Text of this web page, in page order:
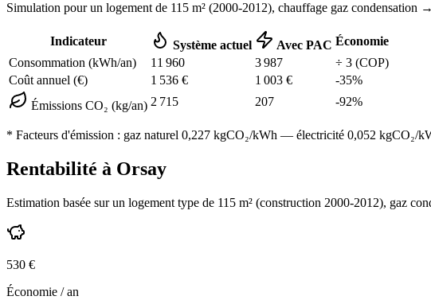
Simulation pour un logement de 115 m² (2000-2012), chauffage gaz condensation
Indicateur Système actuel Avec PAC Économie
Consommation (kWh/an)
11 960 3 987 ÷ 3 (COP)
Coût annuel (€)
1 536 € 1 003 € -35%
Émissions CO₂ (kg/an) 2 715 207 -92%
* Facteurs d'émission : gaz naturel 0,227 kgCO₂/kWh — électricité 0,052 kgCO₂/
Rentabilité à Orsay
Estimation basée sur un logement type de 115 m² (construction 2000-2012), gaz
530 €
Économie / an